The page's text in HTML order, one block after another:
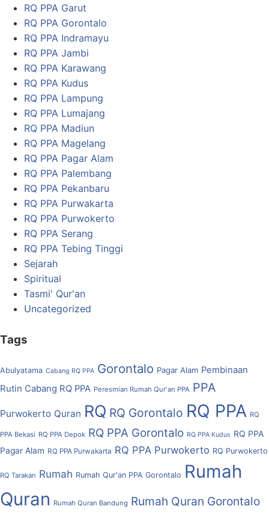
RQ PPA Garut
RQ PPA Gorontalo
RQ PPA Indramayu
RQ PPA Jambi
RQ PPA Karawang
RQ PPA Kudus
RQ PPA Lampung
RQ PPA Lumajang
RQ PPA Madiun
RQ PPA Magelang
RQ PPA Pagar Alam
RQ PPA Palembang
RQ PPA Pekanbaru
RQ PPA Purwakarta
RQ PPA Purwokerto
RQ PPA Serang
RQ PPA Tebing Tinggi
Sejarah
Spiritual
Tasmi' Qur'an
Uncategorized
Tags
Abulyatama Cabang RQ PPA Gorontalo Pagar Alam Pembinaan
Rutin Cabang RQ PPA Peresmian Rumah Qur'an PPA PPA
Purwokerto Quran RQ RQ Gorontalo RQ PPA RQ
PPA Bekasi RQ PPA Depok RQ PPA Gorontalo RQ PPA Kudus RQ PPA
Pagar Alam RQ PPA Purwakarta RQ PPA Purwokerto RQ Purwokerto
RQ Tarakan Rumah Rumah Qur'an PPA Gorontalo Rumah
Quran Rumah Quran Bandung Rumah Quran Gorontalo